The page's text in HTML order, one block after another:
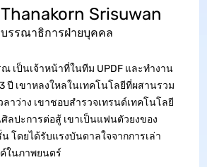
Thanakorn Srisuwan
บรรณาธิการฝ่ายบุคคล
เป็นเจ้าหน้าที่ในทีม UPDF และทำงาน
ปี เขาหลงใหลในเทคโนโลยีที่ผสานรวม
ลาว่าง เขาชอบสำรวจเทรนด์เทคโนโลยี
ลปะการต่อสู้ เขาเป็นแฟนตัวยงของ
โดยได้รับแรงบันดาลใจจากการเล่า
ค์ในภาพยนตร์